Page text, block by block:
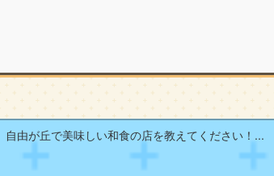
自由が丘で美味しい和食の店を教えてください！...